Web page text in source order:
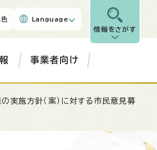
Language
情報をさがす
事業者向け
実施方針（案）に対する市民意見募